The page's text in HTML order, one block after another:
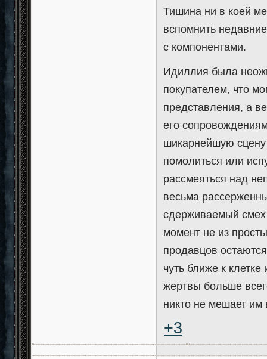
Тишина ни в коей
вспомнить
с компонентами.
Идиллия была
покупателем, что
представления, а
его
шикарнейшую сцену
помолиться или
рассмеяться над
весьма
сдерживаемый смех
момент не из
продавцов
чуть ближе к
жертвы больше
никто не мешает им
+3